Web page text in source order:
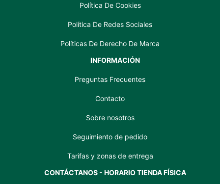
Política De Cookies
Política De Redes Sociales
Políticas De Derecho De Marca
INFORMACIÓN
Preguntas Frecuentes
Contacto
Sobre nosotros
Seguimiento de pedido
Tarifas y zonas de entrega
CONTÁCTANOS - HORARIO TIENDA FÍSICA